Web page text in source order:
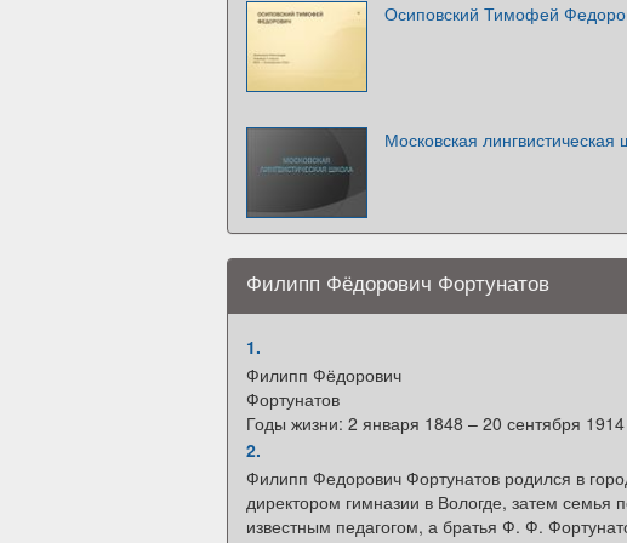
Осиповский Тимофей
Московская лингвистическая
Филипп Фёдорович Фортунатов
1.
Филипп Фёдорович
Фортунатов
Годы жизни: 2 января 1848 – 20 сентября 1914
2.
Филипп Федорович Фортунатов родился в
директором гимназии в Вологде, затем
известным педагогом, а братья Ф. Ф.